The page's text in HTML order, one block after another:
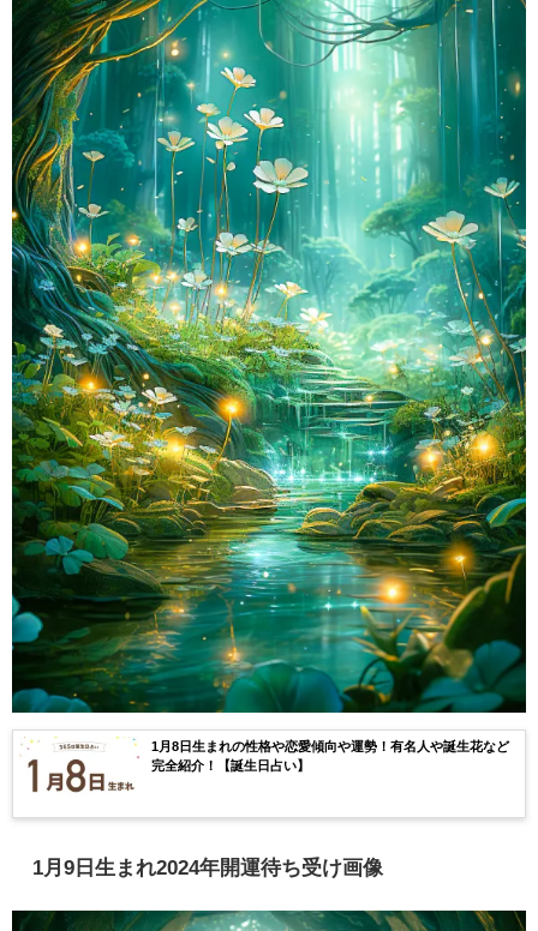
1月8日生まれの性格や恋愛傾向や運勢！有名人や誕生花など
完全紹介！【誕生日占い】
1月9日生まれ2024年開運待ち受け画像